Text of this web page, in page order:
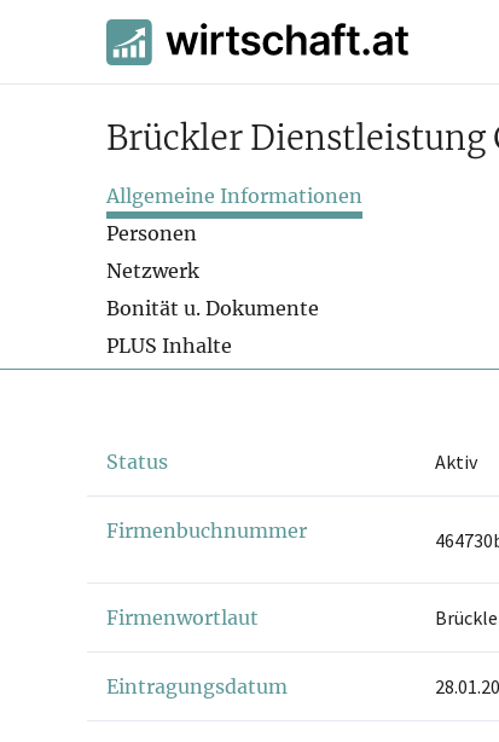
Brückler Dienstleistung
Allgemeine Informationen
Personen
Netzwerk
Bonität u. Dokumente
PLUS Inhalte
Status Aktiv
Firmenbuchnummer
Firmenwortlaut
Eintragungsdatum